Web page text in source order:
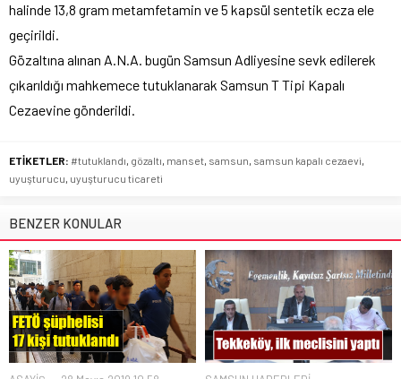
halinde 13,8 gram metamfetamin ve 5 kapsül sentetik ecza ele
geçirildi.
Gözaltına alınan A.N.A. bugün Samsun Adliyesine sevk edilerek
çıkarıldığı mahkemece tutuklanarak Samsun T Tipi Kapalı
Cezaevine gönderildi.
ETİKETLER: #tutuklandı, gözaltı, manset, samsun, samsun kapalı cezaevi,
uyuşturucu, uyuşturucu ticareti
BENZER KONULAR